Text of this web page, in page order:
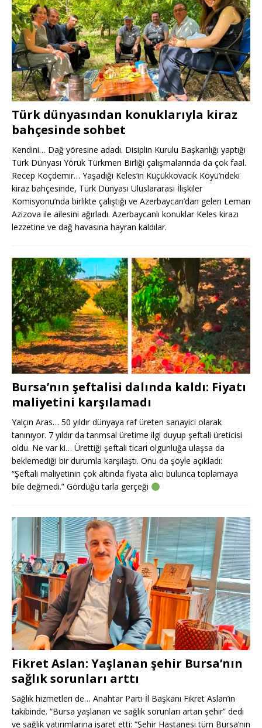
Türk dünyasından konuklarıyla kiraz
bahçesinde sohbet
Kendini… Dağ yöresine adadı. Disiplin Kurulu Başkanlığı yaptığı
Türk Dünyası Yörük Türkmen Birliği çalışmalarında da çok faal.
Recep Koçdemir… Yaşadığı Keles’in Küçükkovacık Köyü’ndeki
kiraz bahçesinde, Türk Dünyası Uluslararası İlişkiler
Komisyonu’nda birlikte çalıştığı ve Azerbaycan’dan gelen Leman
Azizova ile ailesini ağırladı. Azerbaycanlı konuklar Keles kirazı
lezzetine ve dağ havasına hayran kaldılar.
Bursa’nın şeftalisi dalında kaldı: Fiyatı
maliyetini karşılamadı
Yalçın Aras… 50 yıldır dünyaya raf üreten sanayici olarak
tanınıyor. 7 yıldır da tarımsal üretime ilgi duyup şeftali üreticisi
oldu. Ne var ki… Ürettiği şeftali ticari olgunluğa ulaşsa da
beklemediği bir durumla karşılaştı. Onu da şöyle açıkladı:
“Şeftali maliyetinin çok altında fiyata alıcı bulunca toplamaya
bile değmedi.” Gördüğü tarla gerçeği
Fikret Aslan: Yaşlanan şehir Bursa’nın
sağlık sorunları arttı
Sağlık hizmetleri de… Anahtar Parti İl Başkanı Fikret Aslan’ın
takibinde. “Bursa yaşlanan ve sağlık sorunları artan şehir” dedi
ve sağlık yatırımlarına işaret etti: “Şehir Hastanesi tüm Bursa’nın